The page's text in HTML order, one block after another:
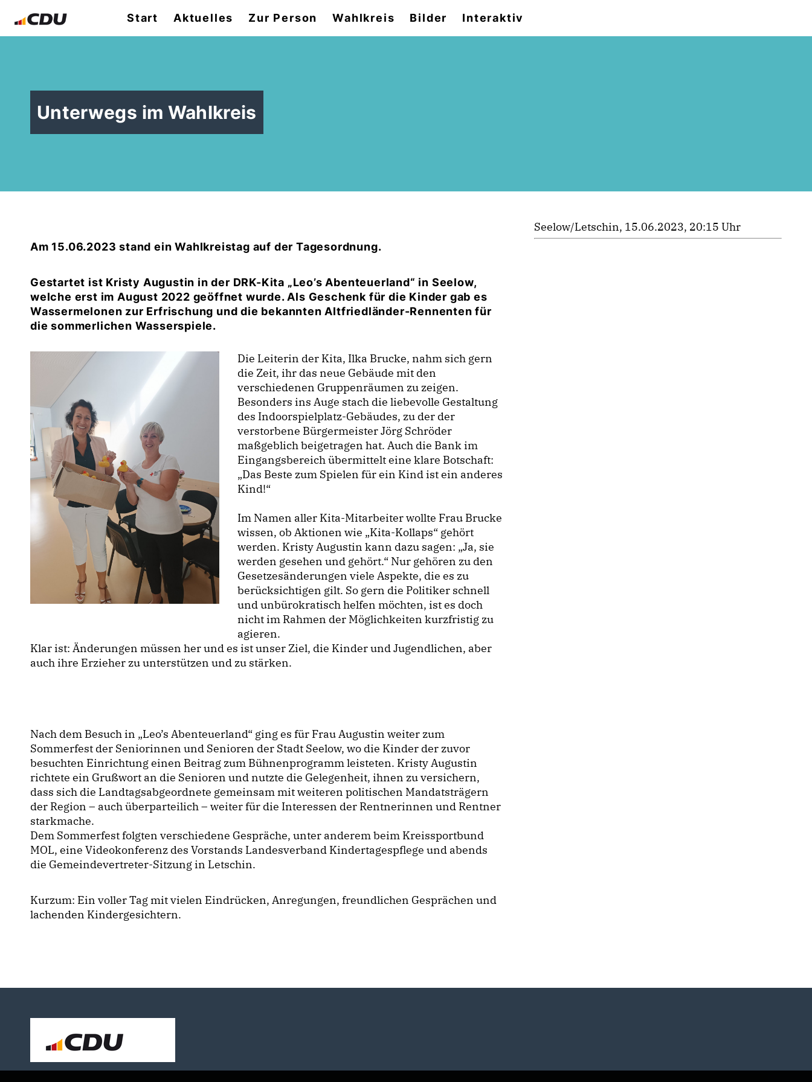
Start Aktuelles Zur Person Wahlkreis Bilder Interaktiv
Unterwegs im Wahlkreis
Am 15.06.2023 stand ein Wahlkreistag auf der Tagesordnung.
Gestartet ist Kristy Augustin in der DRK-Kita „Leo’s Abenteuerland“ in Seelow,
welche erst im August 2022 geöffnet wurde. Als Geschenk für die Kinder gab es
Wassermelonen zur Erfrischung und die bekannten Altfriedländer-Rennenten für
die sommerlichen Wasserspiele.
Die Leiterin der Kita, Ilka Brucke, nahm sich gern
die Zeit, ihr das neue Gebäude mit den
verschiedenen Gruppenräumen zu zeigen.
Besonders ins Auge stach die liebevolle Gestaltung
des Indoorspielplatz-Gebäudes, zu der der
verstorbene Bürgermeister Jörg Schröder
maßgeblich beigetragen hat. Auch die Bank im
Eingangsbereich übermittelt eine klare Botschaft:
Das Beste zum Spielen für ein Kind ist ein anderes
Kind!“
Im Namen aller Kita-Mitarbeiter wollte Frau Brucke
wissen, ob Aktionen wie „Kita-Kollaps“ gehört
werden. Kristy Augustin kann dazu sagen: „Ja, sie
werden gesehen und gehört.“ Nur gehören zu den
Gesetzesänderungen viele Aspekte, die es zu
berücksichtigen gilt. So gern die Politiker schnell
und unbürokratisch helfen möchten, ist es doch
nicht im Rahmen der Möglichkeiten kurzfristig zu
agieren.
Klar ist: Änderungen müssen her und es ist unser Ziel, die Kinder und Jugendlichen, aber
auch ihre Erzieher zu unterstützen und zu stärken.
Nach dem Besuch in „Leo’s Abenteuerland“ ging es für Frau Augustin weiter zum
Sommerfest der Seniorinnen und Senioren der Stadt Seelow, wo die Kinder der zuvor
besuchten Einrichtung einen Beitrag zum Bühnenprogramm leisteten. Kristy Augustin
richtete ein Grußwort an die Senioren und nutzte die Gelegenheit, ihnen zu versichern,
dass sich die Landtagsabgeordnete gemeinsam mit weiteren politischen Mandatsträgern
der Region – auch überparteilich – weiter für die Interessen der Rentnerinnen und Rentner
starkmache.
Dem Sommerfest folgten verschiedene Gespräche, unter anderem beim Kreissportbund
MOL, eine Videokonferenz des Vorstands Landesverband Kindertagespflege und abends
die Gemeindevertreter-Sitzung in Letschin.
Kurzum: Ein voller Tag mit vielen Eindrücken, Anregungen, freundlichen Gesprächen und
lachenden Kindergesichtern.
Seelow/Letschin, 15.06.2023, 20:15 Uhr